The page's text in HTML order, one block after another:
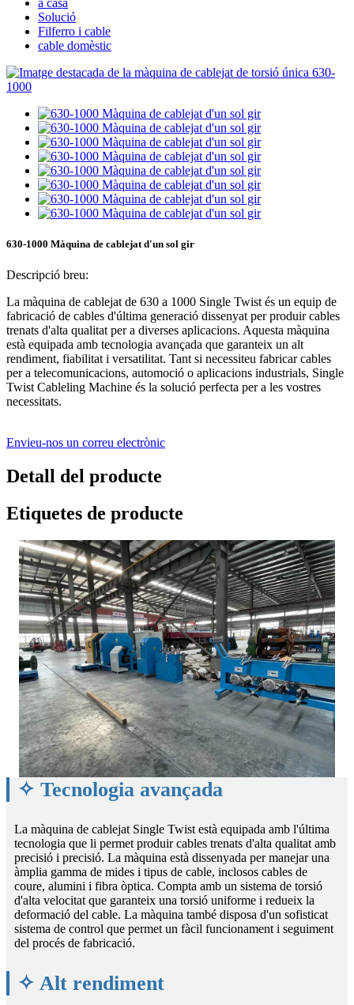
a casa
Solució
Filferro i cable
cable domèstic
630-1000 Màquina de cablejat d'un sol gir
Descripció breu:
La màquina de cablejat de 630 a 1000 Single Twist és un equip de
fabricació de cables d'última generació dissenyat per produir cables
trenats d'alta qualitat per a diverses aplicacions. Aquesta màquina
està equipada amb tecnologia avançada que garanteix un alt
rendiment, fiabilitat i versatilitat. Tant si necessiteu fabricar cables
per a telecomunicacions, automoció o aplicacions industrials, Single
Twist Cableling Machine és la solució perfecta per a les vostres
necessitats.
Envieu-nos un correu electrònic
Detall del producte
Etiquetes de producte
✧ Tecnologia avançada
La màquina de cablejat Single Twist està equipada amb l'última
tecnologia que li permet produir cables trenats d'alta qualitat amb
precisió i precisió. La màquina està dissenyada per manejar una
àmplia gamma de mides i tipus de cable, inclosos cables de
coure, alumini i fibra òptica. Compta amb un sistema de torsió
d'alta velocitat que garanteix una torsió uniforme i redueix la
deformació del cable. La màquina també disposa d'un sofisticat
sistema de control que permet un fàcil funcionament i seguiment
del procés de fabricació.
✧ Alt rendiment